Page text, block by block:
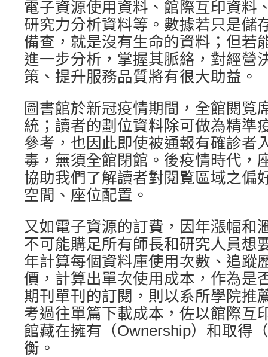
電子資源使用資料、館際互印資料
研究力分析資料等。數據若只是儲
備查，就是沒有生命的資料；但若
進一步分析，掌握其脈絡，對經營
策、提升服務品質將有很大助益。
圖書館於新冠疫情期間，全館閱覧
統；讀者的劃位資料除可做為精準
參考，也因此即使被通報有確診者
毒，無須全館閉館。後疫情時代，
協助我們了解讀者對閱覧區域之偏
空間、座位配置。
又如電子資源的訂費，因年漲幅和
不可能購足所有師長和研究人員想
年計算每個資料庫使用次數、追蹤
價，計算出單次使用成本，作為是
期刊單刊的訂閱，則以系所學院推
考過往單篇下載成本，佐以館際互
館藏在擁有（Ownership）和取得
衡。